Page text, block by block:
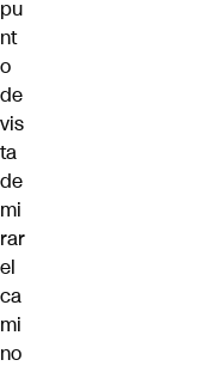
pu
nt
o
de
vis
ta
de
mi
rar
el
ca
mi
no